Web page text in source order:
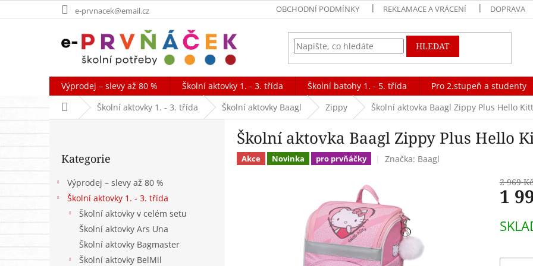
na
e-prvnacek@email.cz OBCHODNÍ PODMÍNKY REKLAMACE A VRÁCENÍ DOPRAVA
HLEDAT
Výprodej – slevy až 80 % Školní aktovky 1. - 3. třída Školní batohy 1. - 5. třída Pro 2.stupeň a studenty
Domů Školní aktovky 1. - 3. třída Školní aktovky Baagl Zippy Školní aktovka Baagl Zippy Plus Hello
P
kategorie
Kategorie
Výprodej – slevy až 80 %
Školní aktovky 1. - 3. třída
Školní aktovky v celém setu
Školní aktovky Ars Una
Školní aktovky Bagmaster
Školní aktovky BelMil
Školní aktovka Baagl Zippy Plus Hello
Akce Novinka pro prvňáčky Značka: Baagl
2 969 Kč
1
cena: